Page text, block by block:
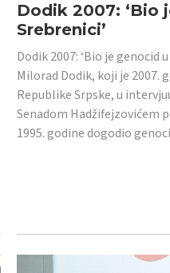
Dodik 2007: ‘Bio
Srebrenici’
Dodik 2007: ‘Bio je genocid
Milorad Dodik, koji je 2007.
Republike Srpske, u
Senadom Hadžifejzovićem
1995. godine dogodio